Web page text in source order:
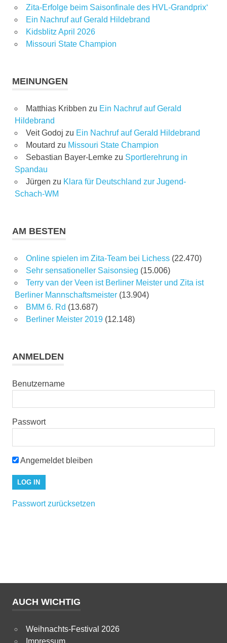
Zita-Erfolge beim Saisonfinale des HVL-Grandprix‘
Ein Nachruf auf Gerald Hildebrand
Kidsblitz April 2026
Missouri State Champion
MEINUNGEN
Matthias Kribben zu Ein Nachruf auf Gerald
Hildebrand
Veit Godoj zu Ein Nachruf auf Gerald Hildebrand
Moutard zu Missouri State Champion
Sebastian Bayer-Lemkezu Sportlerehrung in
Spandau
Jürgen zu Klara für Deutschland zur Jugend-
Schach-WM
AM BESTEN
Online spielen im Zita-Team bei Lichess (22.470)
Sehr sensationeller Saisonsieg (15.006)
Terry van der Veen ist Berliner Meister und Zita ist
Berliner Mannschaftsmeister (13.904)
BMM 6. Rd (13.687)
Berliner Meister 2019 (12.148)
ANMELDEN
Benutzername
Passwort
Angemeldet bleiben
Passwort zurücksetzen
AUCH WICHTIG
Weihnachts-Festival 2026
Impressum